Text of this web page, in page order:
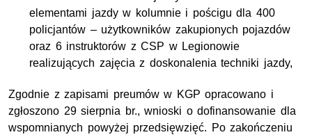
elementami jazdy w kolumnie i pościgu dla 400
policjantów – użytkowników zakupionych pojazdów
oraz 6 instruktorów z CSP w Legionowie
realizujących zajęcia z doskonalenia techniki jazdy,
Zgodnie z zapisami preumów w KGP opracowano i
zgłoszono 29 sierpnia br., wnioski o dofinansowanie dla
wspomnianych powyżej przedsięwzięć. Po zakończeniu